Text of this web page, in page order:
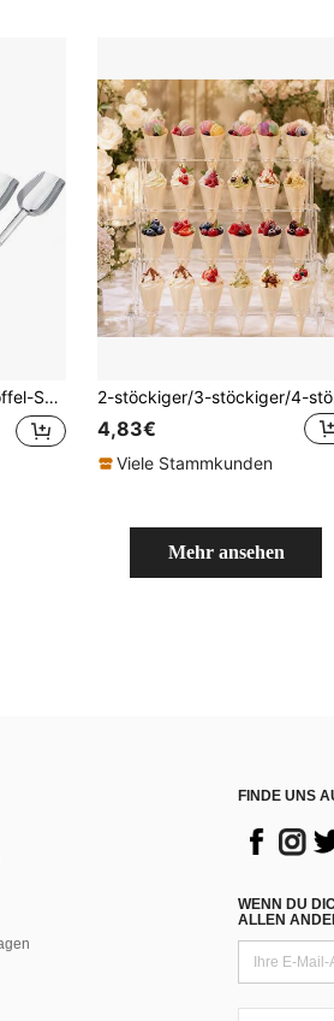
professionellen Gebrauch
4,83€
Viele Stammkunden
Mehr ansehen
FINDE UNS
WENN DU
ALLEN